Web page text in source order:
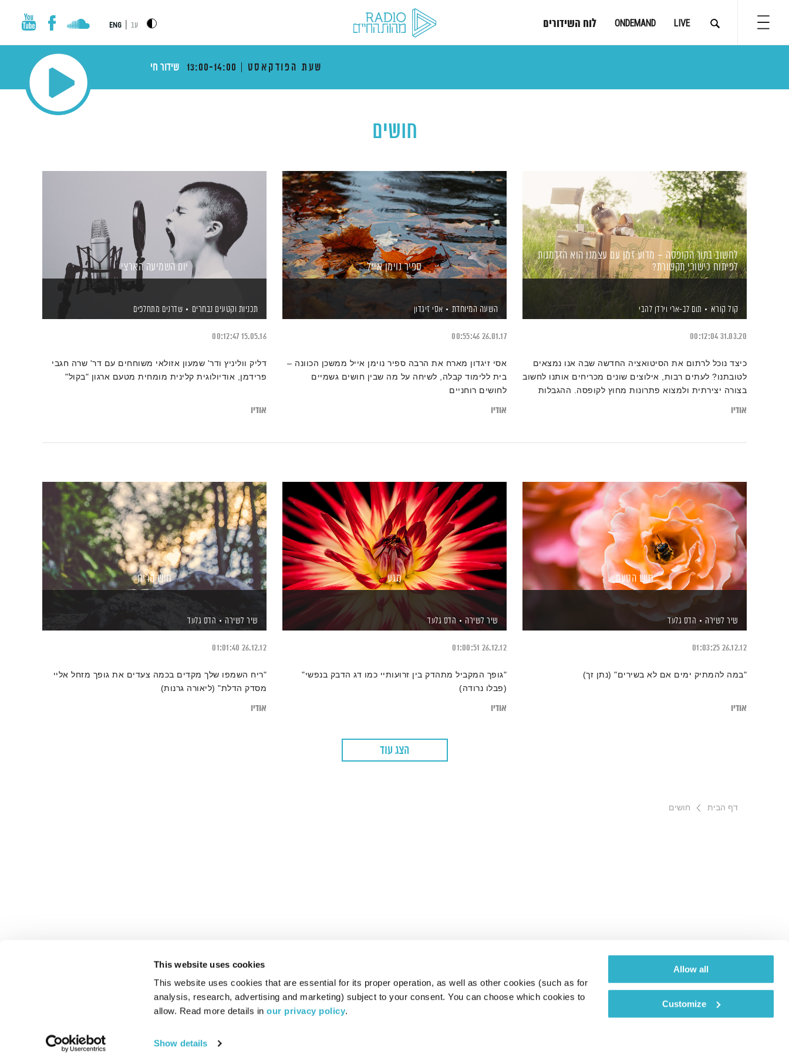
This website uses cookies
This website uses cookies that are essential for its proper operation, as well as other cookies (such as for
analysis, research, advertising and marketing) subject to your consent. You can choose which cookies to
allow. Read more details in our privacy policy.
Show details
Allow all
Customize
LIVE
ONDEMAND לוח השידורים עב ENG
שעת הפודקאסט 13:00-14:00 שידור חי
חושים
לחשוב בתוך הקופסה – מדוע זמן עם עצמנו הוא הזדמנות
לפיתוח כישורי תקשורת?
קול קורא תום לב-ארי וירדן להבי
31.03.20
00:12:04
כיצד נוכל לרתום את הסיטואציה החדשה שבה אנו נמצאים
לטובתנו? לעתים רבות, אילוצים שונים מכריחים אותנו לחשוב
בצורה יצירתית ולמצוא פתרונות מחוץ לקופסה. ההגבלות
אודיו
ספיר נוימן אייל
השעה המיוחדת אסי זיגדון
26.01.17
00:55:46
אסי זיגדון מארח את הרבה ספיר נוימן אייל ממשכן הכוונה –
בית ללימוד קבלה, לשיחה על מה שבין חושים גשמיים
לחושים רוחניים
אודיו
יום השמיעה הארצי
תכניות וקטעים נבחרים שדרנים מתחלפים
15.05.16
00:12:47
דליק ווליניץ ודר' שמעון אזולאי משוחחים עם דר' שרה חגבי
פרידמן, אודיולוגית קלינית מומחית מטעם ארגון "בקול"
אודיו
חוש הטעם
שיר לשירה הדס גלעד
26.12.12
01:03:25
"במה להמתיק ימים אם לא בשירים" (נתן זך)
אודיו
מגע
שיר לשירה הדס גלעד
26.12.12
01:00:51
"גופך המקביל מתהדק בין זרועותיי כמו דג הדבק בנפשי"
(פבלו נרודה)
אודיו
חוש הריח
שיר לשירה הדס גלעד
26.12.12
01:01:40
"ריח השמפו שלך מקדים בכמה צעדים את גופך מזחל אליי
מסדק הדלת" (ליאורה גרנות)
אודיו
הצג עוד
דף הבית חושים